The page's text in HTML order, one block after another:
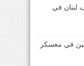
لبنان في
في معسكر